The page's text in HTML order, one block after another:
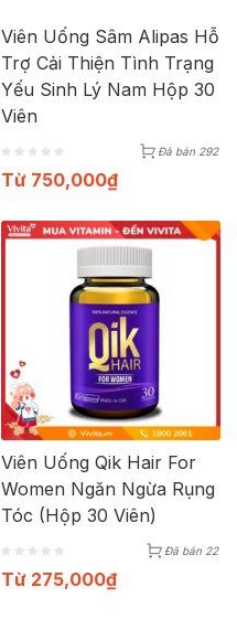
Viên Uống Sâm Alipas Hỗ
Trợ Cải Thiện Tình Trạng
Yếu Sinh Lý Nam Hộp 30
Viên
Đã bán 292
Từ 750,000₫
Viên Uống Qik Hair For
Women Ngăn Ngừa Rụng
Tóc (Hộp 30 Viên)
Đã bán 22
Từ 275,000₫